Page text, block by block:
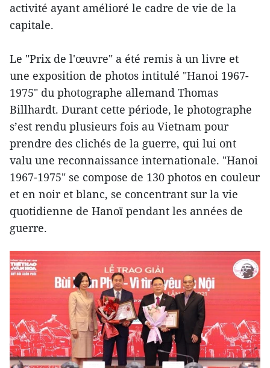
activité ayant amélioré le cadre de vie de la
capitale.
Le "Prix de l'œuvre" a été remis à un livre et
une exposition de photos intitulé "Hanoi 1967-
1975" du photographe allemand Thomas
Billhardt. Durant cette période, le photographe
s’est rendu plusieurs fois au Vietnam pour
prendre des clichés de la guerre, qui lui ont
valu une reconnaissance internationale. "Hanoi
1967-1975" se compose de 130 photos en couleur
et en noir et blanc, se concentrant sur la vie
quotidienne de Hanoï pendant les années de
guerre.